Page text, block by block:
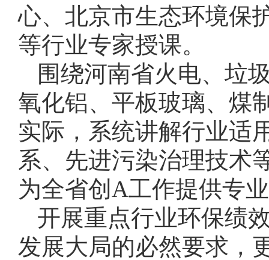
心、北京市生态环境保
等行业专家授课。
围绕河南省火电、垃
氧化铝、平板玻璃、煤
实际，系统讲解行业适
系、先进污染治理技术
为全省创A工作提供专
开展重点行业环保绩
发展大局的必然要求，